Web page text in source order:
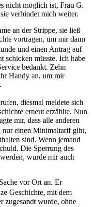
nicht möglich ist, Frau G.
verbindet mich weiter.
an der Strippe, sie ließ
vortragen, um mir dann
und einen Antrag auf
schicken müsste. Ich habe
bedankt. Zehn
Handy an, um mir
diesmal meldete sich
erneut erzählte. Nun
mir, dass alle anderen
nur einen Minimaltarif gibt,
sind. Wenn jemand
Die Sperrung des
wurde mir auch
vor Ort an. Er
Geschichte, mit dem
zugesandt wurde, ohne